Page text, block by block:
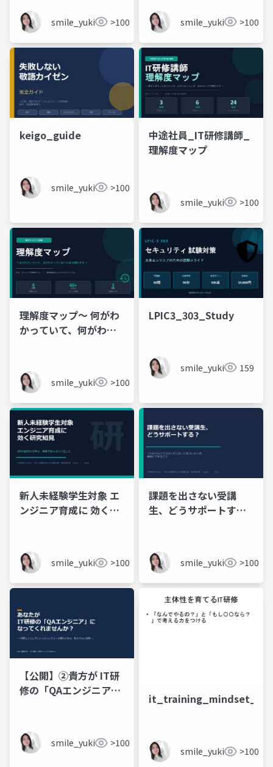
smile_yukiko_it>100 smile_yukiko_it>100
keigo_guide
smile_yukiko_it>100
中途社員_IT研修講師_
理解度マップ
smile_yukiko_it>100
理解度マップ〜 何がわ
かっていて、何がわか
smile_yukiko_it>100
LPIC3_303_Study
smile_yukiko_it159
新人未経験学生対象 エ
ンジニア育成に 効く研
smile_yukiko_it>100
課題を出さない受講
生、どうサポートす
smile_yukiko_it>100
【公開】②貴方が IT研
修の「QAエンジニア」
にレッスンレビューを
頼むときの、私なりの
smile_yukiko_it>100
smile_yukiko_it>100